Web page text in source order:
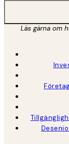
Läs gärna om